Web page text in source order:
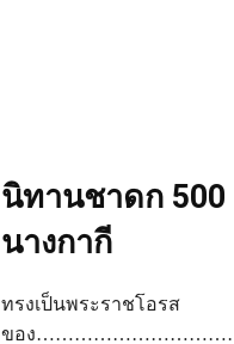
นิทานชาดก 500
นางกากี
ทรงเป็นพระราชโอรส
ของ